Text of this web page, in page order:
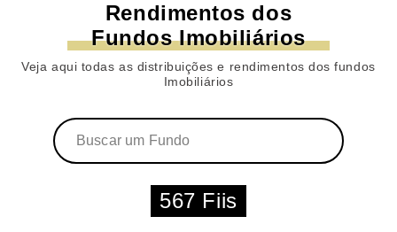
Rendimentos dos
Fundos Imobiliários
Veja aqui todas as distribuições e rendimentos dos fundos
Imobiliários
567 Fiis